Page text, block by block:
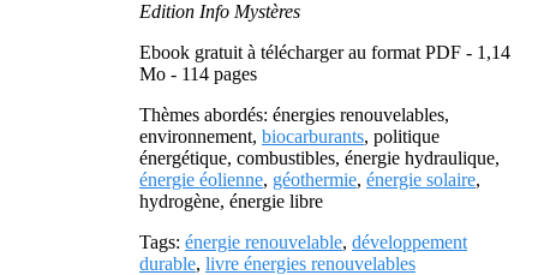
Edition Info Mystères
Ebook gratuit à télécharger au format PDF - 1,14
Mo - 114 pages
Thèmes abordés: énergies renouvelables,
environnement, biocarburants, politique
énergétique, combustibles, énergie hydraulique,
énergie éolienne, géothermie, énergie solaire,
hydrogène, énergie libre
Tags: énergie renouvelable, développement
durable, livre énergies renouvelables